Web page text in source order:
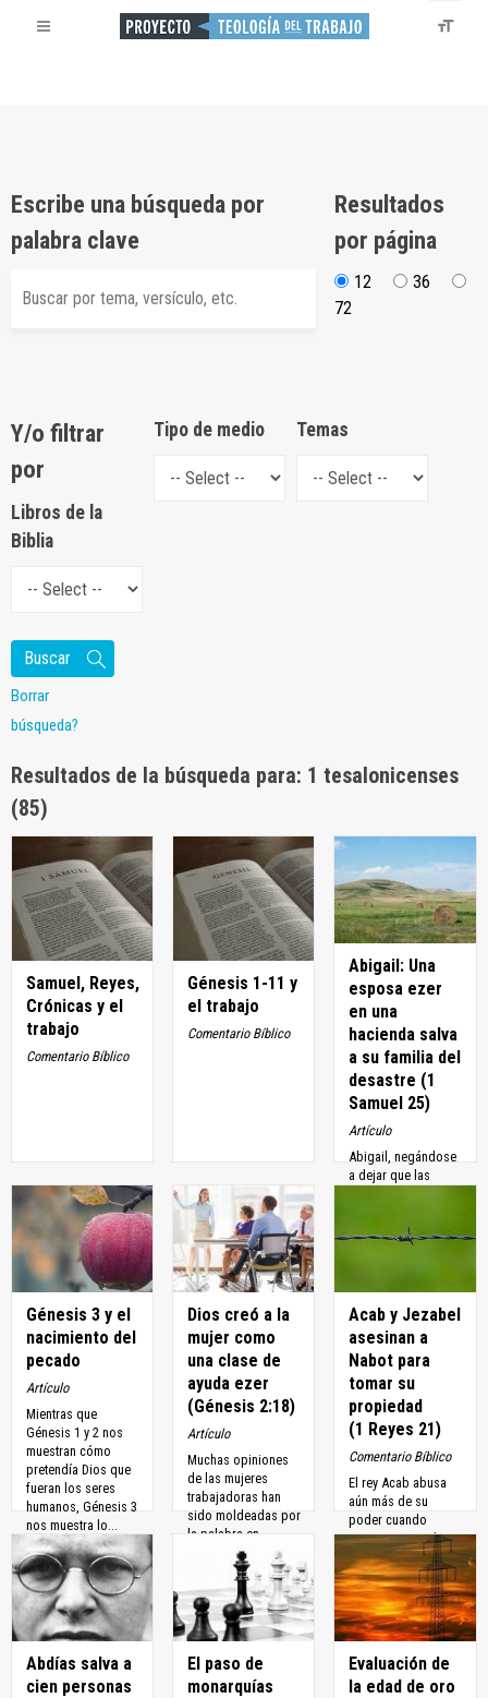
Escribe una búsqueda por
palabra clave
Resultados
por página
12
36
72
Y/o filtrar
por
Libros de la
Biblia
Tipo de medio Temas
Borrar
búsqueda?
Resultados de la búsqueda para: 1 tesalonicenses
(85)
Samuel, Reyes,
Crónicas y el
trabajo
Comentario Bíblico
Génesis 1-11 y
el trabajo
Comentario Bíblico
Abigail: Una
esposa ezer
en una
hacienda salva
a su familia del
desastre (1
Samuel 25)
Artículo
Abigail, negándose
a dejar que las
detuvieran, desafió
los roles de género
Génesis 3 y el
nacimiento del
pecado
Artículo
Mientras que
Génesis 1 y 2 nos
muestran cómo
pretendía Dios que
fueran los seres
humanos, Génesis 3
nos muestra lo...
Dios creó a la
mujer como
una clase de
ayuda ezer
(Génesis 2:18)
Artículo
Muchas opiniones
de las mujeres
trabajadoras han
sido moldeadas por
la palabra en
Génesis 2:18,
«ayuda» (ezer). En...
Acab y Jezabel
asesinan a
Nabot para
tomar su
propiedad
(1 Reyes 21)
Comentario Bíblico
El rey Acab abusa
aún más de su
poder cuando
comienza a codiciar
la viña de su vecino
Nabot. Acab ofrece
un precio...
Abdías salva a
cien personas
El paso de
monarquías
Evaluación de
la edad de oro